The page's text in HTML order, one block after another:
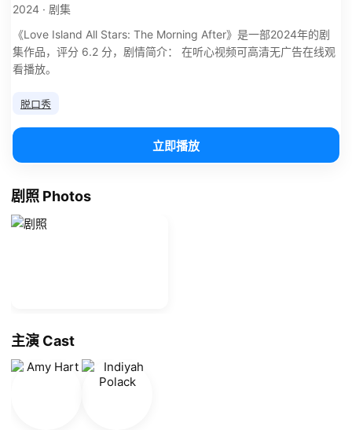
2024 · 剧集
《Love Island All Stars: The Morning After》是一部2024年的剧
集作品，评分 6.2 分，剧情简介： 在听心视频可高清无广告在线观
看播放。
脱口秀
立即播放
剧照 Photos
主演 Cast